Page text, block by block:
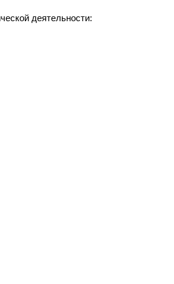
деятельности: